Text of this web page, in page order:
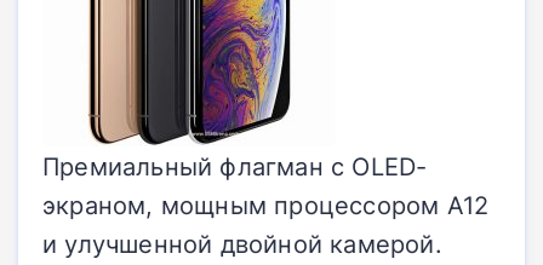
Премиальный флагман с OLED-
экраном, мощным процессором A12
и улучшенной двойной камерой.